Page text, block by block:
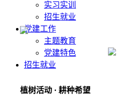
实习实训
招生就业
党建工作
主题教育
党建特色
招生就业
植树活动 · 耕种希望